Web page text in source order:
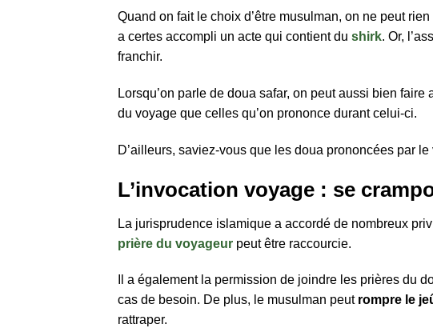
Quand on fait le choix d’être musulman, on ne peut
a certes accompli un acte qui contient du shirk. Or,
franchir.
Lorsqu’on parle de doua safar, on peut aussi bien
du voyage que celles qu’on prononce durant celui-ci.
D’ailleurs, saviez-vous que les doua prononcées par
L’invocation voyage : se
La jurisprudence islamique a accordé de nombreux
prière du voyageur peut être raccourcie.
Il a également la permission de joindre les prières du
cas de besoin. De plus, le musulman peut rompre le
rattraper.